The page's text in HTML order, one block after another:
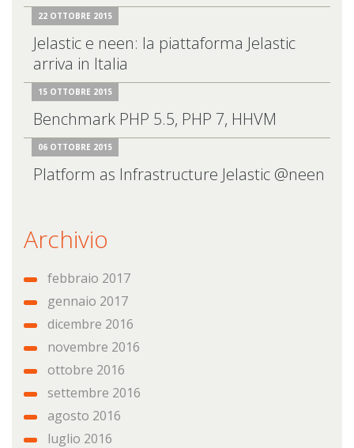
22 OTTOBRE 2015
Jelastic e neen: la piattaforma Jelastic
arriva in Italia
15 OTTOBRE 2015
Benchmark PHP 5.5, PHP 7, HHVM
06 OTTOBRE 2015
Platform as Infrastructure Jelastic @neen
Archivio
febbraio 2017
gennaio 2017
dicembre 2016
novembre 2016
ottobre 2016
settembre 2016
agosto 2016
luglio 2016